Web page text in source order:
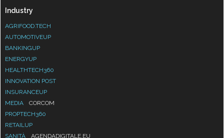
Industry
AGRIFOOD.TECH
AUTOMOTIVEUP
BANKINGUP
ENERGYUP
HEALTHTECH360
INNOVATION POST
INSURANCEUP
MEDIA
CORCOM
PROPTECH360
RETAILUP
SANITÀ
AGENDADIGITALE.EU